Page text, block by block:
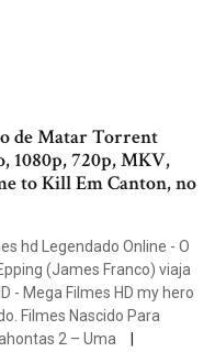
de Matar Torrent
1080p, 720p, MKV,
to Kill Em Canton, no
hd Legendado Online - O
(James Franco) viaja
- Mega Filmes HD my hero
Filmes Nascido Para
2 – Uma